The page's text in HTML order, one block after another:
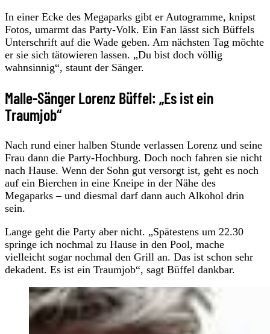
In einer Ecke des Megaparks gibt er Autogramme, knipst
Fotos, umarmt das Party-Volk. Ein Fan lässt sich Büffels
Unterschrift auf die Wade geben. Am nächsten Tag möchte
er sie sich tätowieren lassen. „Du bist doch völlig
wahnsinnig“, staunt der Sänger.
Malle-Sänger Lorenz Büffel: „Es ist ein
Traumjob“
Nach rund einer halben Stunde verlassen Lorenz und seine
Frau dann die Party-Hochburg. Doch noch fahren sie nicht
nach Hause. Wenn der Sohn gut versorgt ist, geht es noch
auf ein Bierchen in eine Kneipe in der Nähe des
Megaparks – und diesmal darf dann auch Alkohol drin
sein.
Lange geht die Party aber nicht. „Spätestens um 22.30
springe ich nochmal zu Hause in den Pool, mache
vielleicht sogar nochmal den Grill an. Das ist schon sehr
dekadent. Es ist ein Traumjob“, sagt Büffel dankbar.